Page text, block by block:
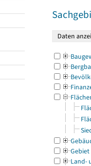
Gebiet
Land-